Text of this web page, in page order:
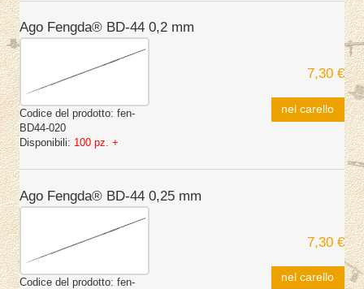
Ago Fengda® BD-44 0,2 mm
Codice del prodotto: fen-
BD44-020
Disponibili: 100 pz. +
7,30 €
nel carello
Ago Fengda® BD-44 0,25 mm
Codice del prodotto: fen-
7,30 €
nel carello